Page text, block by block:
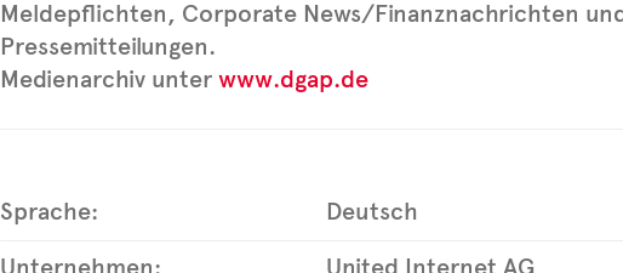
Meldepflichten, Corporate News/Finanznachrichten
Pressemitteilungen.
Medienarchiv unter www.dgap.de
Sprache:
Deutsch
Unternehmen:
United Internet AG